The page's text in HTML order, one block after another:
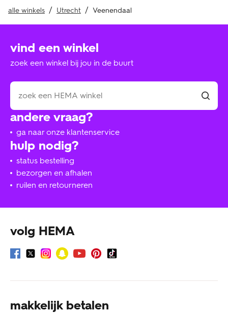
alle winkels Utrecht Veenendaal
hulp nodig?
status bestelling
bezorgen en afhalen
ruilen en retourneren
andere vraag?
ga naar onze klantenservice
vind een winkel
zoek een winkel bij jou in de buurt
volg HEMA
makkelijk betalen